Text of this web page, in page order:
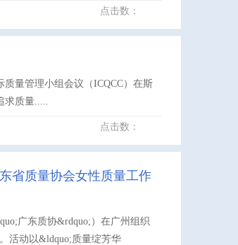
点击数：
质量管理小组会议（ICQCC）在斯
求质量.....
点击数：
省质量协会女性质量工作
广东质协&rdquo;）在广州组织
活动以&ldquo;质量绽芳华